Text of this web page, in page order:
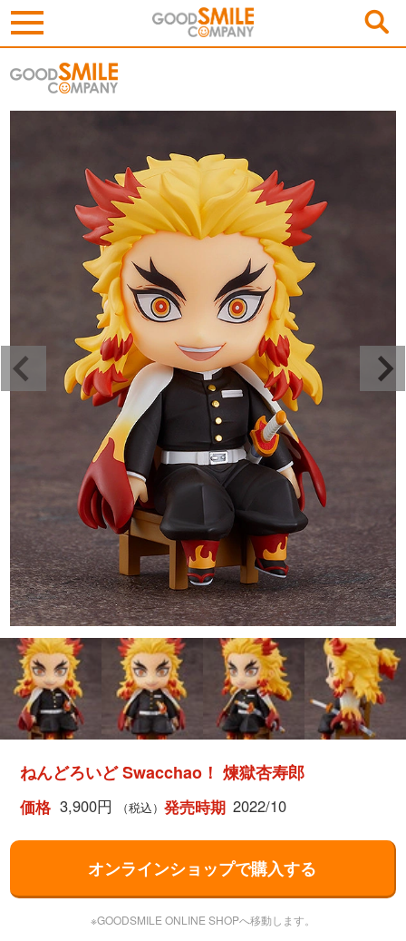
ねんどろいど Swacchao！ 煉獄杏寿郎
価格 3,900円 （税込） 発売時期 2022/10
オンラインショップで購入する
※GOODSMILE ONLINE SHOPへ移動します。